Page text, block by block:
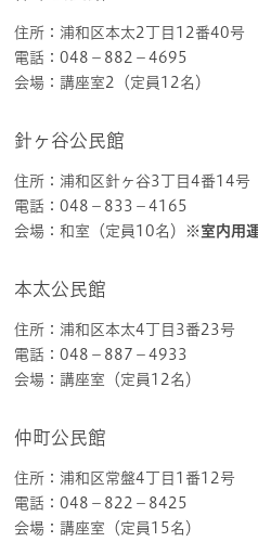
住所：浦和区本太2丁目12番40号
電話：048－882－4695
会場：講座室2（定員12名）
針ヶ谷公民館
住所：浦和区針ヶ谷3丁目4番14号
電話：048－833－4165
会場：和室（定員10名）
※室内用
本太公民館
住所：浦和区本太4丁目3番23号
電話：048－887－4933
会場：講座室（定員12名）
仲町公民館
住所：浦和区常盤4丁目1番12号
電話：048－822－8425
会場：講座室（定員15名）